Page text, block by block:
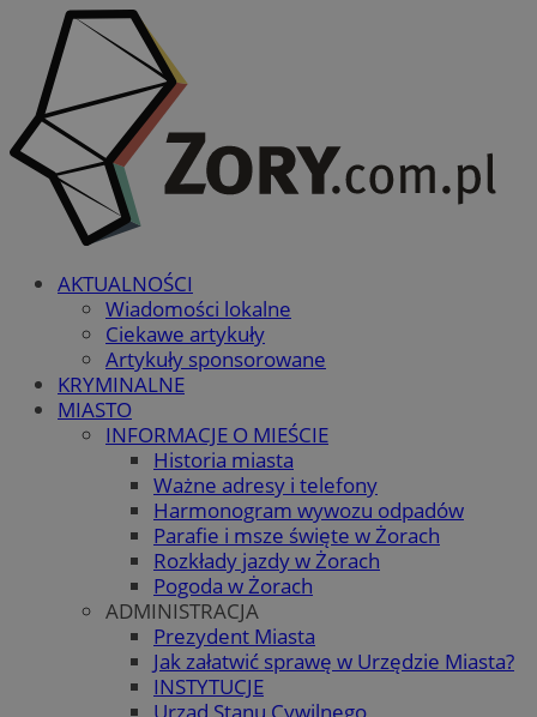
AKTUALNOŚCI
Wiadomości lokalne
Ciekawe artykuły
Artykuły sponsorowane
KRYMINALNE
MIASTO
INFORMACJE O MIEŚCIE
Historia miasta
Ważne adresy i telefony
Harmonogram wywozu odpadów
Parafie i msze święte w Żorach
Rozkłady jazdy w Żorach
Pogoda w Żorach
ADMINISTRACJA
Prezydent Miasta
Jak załatwić sprawę w Urzędzie Miasta?
INSTYTUCJE